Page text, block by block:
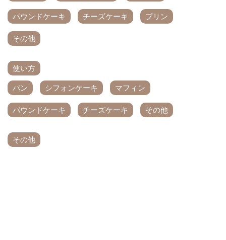
パウンドケーキ チーズケーキ プリン
その他
使い方
パン シフォンケーキ マフィン
パウンドケーキ チーズケーキ その他
その他